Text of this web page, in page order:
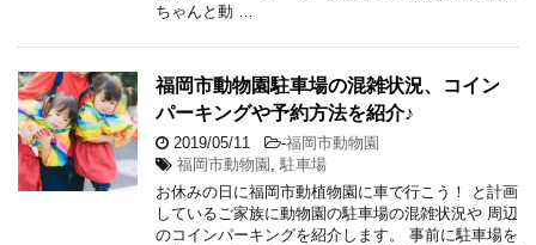
ちゃんと動 …
福岡市動物園駐車場の混雑状況、コイン
パーキングや予約方法を紹介♪
2019/05/11 -福岡市動物園
福岡市動物園 駐車場
お休みの日に福岡市動植物園に車で行こう！ と計画
しているご家族に動物園の駐車場の混雑状況や 周辺
のコインパーキングを紹介します。 事前に駐車場を